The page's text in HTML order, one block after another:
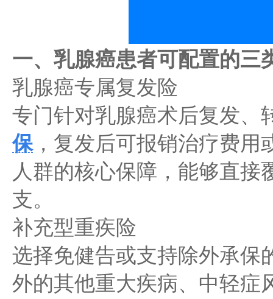
一、乳腺癌患者可配置的三
乳腺癌专属复发险
专门针对乳腺癌术后复发、
保，复发后可报销治疗费用
人群的核心保障，能够直接
支。
补充型重疾险
选择免健告或支持除外承保
外的其他重大疾病、中轻症